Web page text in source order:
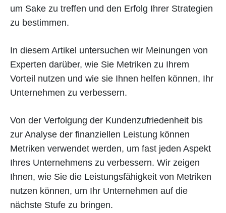
um Sake zu treffen und den Erfolg Ihrer Strategien
zu bestimmen.
In diesem Artikel untersuchen wir Meinungen von
Experten darüber, wie Sie Metriken zu Ihrem
Vorteil nutzen und wie sie Ihnen helfen können, Ihr
Unternehmen zu verbessern.
Von der Verfolgung der Kundenzufriedenheit bis
zur Analyse der finanziellen Leistung können
Metriken verwendet werden, um fast jeden Aspekt
Ihres Unternehmens zu verbessern. Wir zeigen
Ihnen, wie Sie die Leistungsfähigkeit von Metriken
nutzen können, um Ihr Unternehmen auf die
nächste Stufe zu bringen.